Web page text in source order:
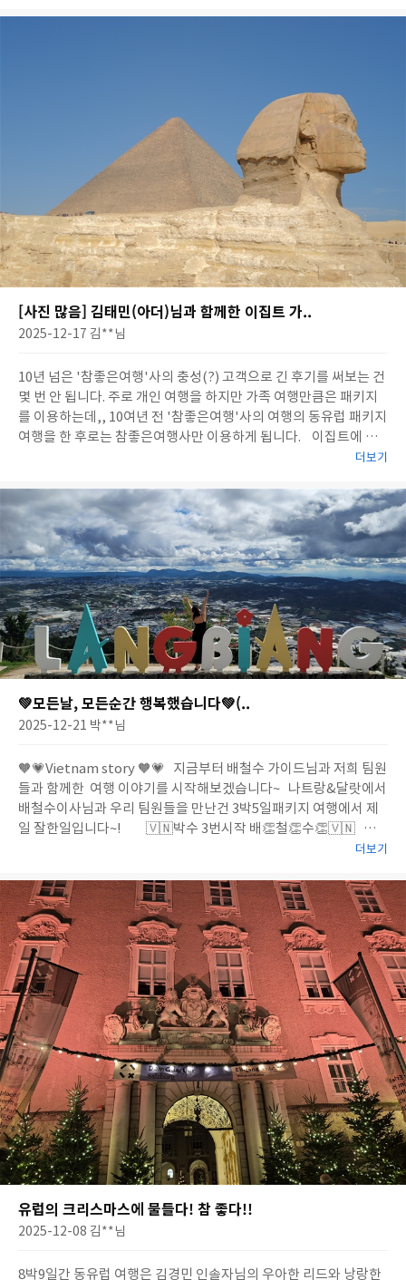
[사진 많음] 김태민(아더)님과 함께한 이집트 가..
2025-12-17 김**님
10년 넘은 '참좋은여행'사의 충성(?) 고객으로 긴 후기를 써보는 건
몇 번 안 됩니다. 주로 개인 여행을 하지만 가족 여행만큼은 패키지
를 이용하는데,, 10여년 전 '참좋은여행'사의 여행의 동유럽 패키지
여행을 한 후로는 참좋은여행사만 이용하게 됩니다. 이집트에 관
심이 많아서 몇 번을 다녀왔지만,, 마지막이 벌써 20년이 훨씬 넘었
을 하나하나 세심하게 리딩해주시고, 시간, 일정을 적절하게 배려
하여 피곤..
더보기
💚모든날, 모든순간 행복했습니다💚(..
2025-12-21 박**님
🧡💗Vietnam story 🧡💗 지금부터 배철수 가이드님과 저희 팀원
들과 함께한 여행 이야기를 시작해보겠습니다~ 나트랑&달랏에서
배철수이사님과 우리 팀원들을 만난건 3박5일패키지 여행에서 제
일 잘한일입니다~! 🇻🇳박수 3번시작 배👏철👏수👏🇻🇳 팀
구호가 아직도 맴도는건 아마도 배철수 이사님께서 3박5일을 행복
는 기대감 약간있었고요~ 위에..
더보기
유럽의 크리스마스에 물들다! 참 좋다!!
2025-12-08 김**님
8박9일간 동유럽 여행은 김경민 인솔자님의 우아한 리드와 낭랑한